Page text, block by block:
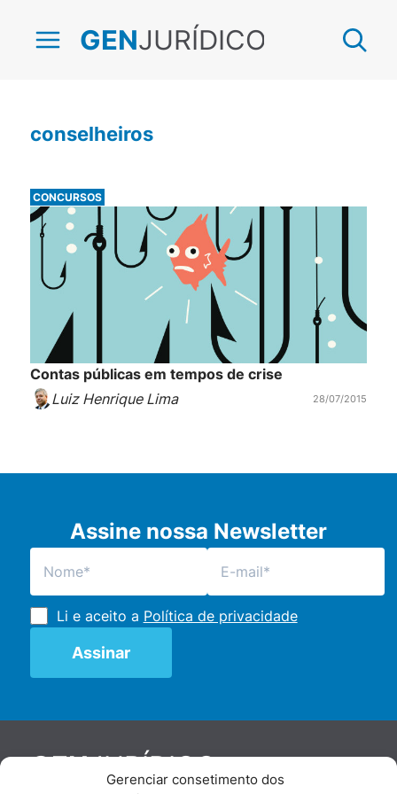
Gerenciar consetimento dos
GENJURÍDICO
conselheiros
CONCURSOS
Contas públicas em tempos de crise
Luiz Henrique Lima
28/07/2015
Assine nossa Newsletter
Li e aceito a Política de privacidade
GENJURÍDICO